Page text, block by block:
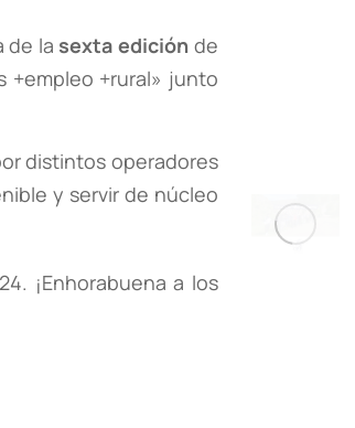
de la sexta edición de
+empleo +rural» junto
distintos operadores
y servir de núcleo
¡Enhorabuena a los